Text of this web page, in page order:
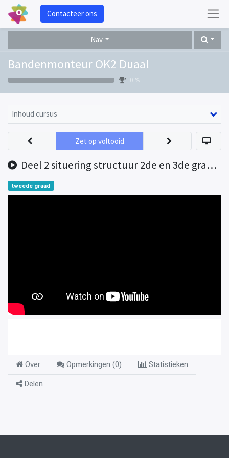
Contacteer ons
Nav
Bandenmonteur OK2 Duaal
0 %
Inhoud cursus
Deel 2 situering structuur 2de en 3de graad AF
Zet op voltooid
tweede graad
Over Opmerkingen (0) Statistieken
Delen